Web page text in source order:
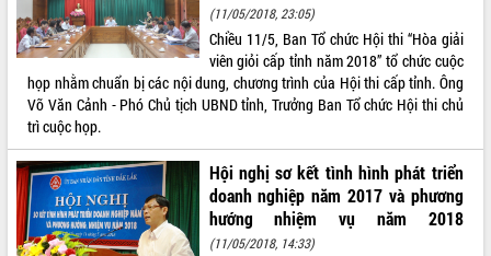
(11/05/2018, 23:05)
Chiều 11/5, Ban Tổ chức Hội thi “Hòa giải
viên giỏi cấp tỉnh năm 2018” tổ chức cuộc
họp nhằm chuẩn bị các nội dung, chương trình của Hội thi cấp tỉnh. Ông
Võ Văn Cảnh - Phó Chủ tịch UBND tỉnh, Trưởng Ban Tổ chức Hội thi chủ
trì cuộc họp.
Hội nghị sơ kết tình hình phát triển
doanh nghiệp năm 2017 và phương
hướng nhiệm vụ năm 2018
(11/05/2018, 14:33)